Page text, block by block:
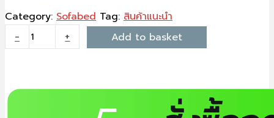
Category: Sofabed Tag: สินค้าแนะนำ
- + Add to basket